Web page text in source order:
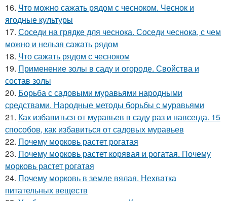
16. Что можно сажать рядом с чесноком. Чеснок и
ягодные культуры
17. Соседи на грядке для чеснока. Соседи чеснока, с чем
можно и нельзя сажать рядом
18. Что сажать рядом с чесноком
19. Применение золы в саду и огороде. Свойства и
состав золы
20. Борьба с садовыми муравьями народными
средствами. Народные методы борьбы с муравьями
21. Как избавиться от муравьев в саду раз и навсегда. 15
способов, как избавиться от садовых муравьев
22. Почему морковь растет рогатая
23. Почему морковь растет корявая и рогатая. Почему
морковь растет рогатая
24. Почему морковь в земле вялая. Нехватка
питательных веществ